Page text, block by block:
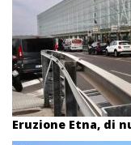
Eruzione Etna, di